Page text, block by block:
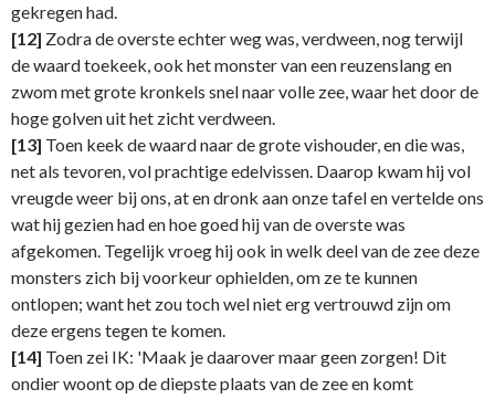
gekregen had.
[12] Zodra de overste echter weg was, verdween, nog terwijl
de waard toekeek, ook het monster van een reuzenslang en
zwom met grote kronkels snel naar volle zee, waar het door de
hoge golven uit het zicht verdween.
[13] Toen keek de waard naar de grote vishouder, en die was,
net als tevoren, vol prachtige edelvissen. Daarop kwam hij vol
vreugde weer bij ons, at en dronk aan onze tafel en vertelde ons
wat hij gezien had en hoe goed hij van de overste was
afgekomen. Tegelijk vroeg hij ook in welk deel van de zee deze
monsters zich bij voorkeur ophielden, om ze te kunnen
ontlopen; want het zou toch wel niet erg vertrouwd zijn om
deze ergens tegen te komen.
[14] Toen zei IK: 'Maak je daarover maar geen zorgen! Dit
ondier woont op de diepste plaats van de zee en komt